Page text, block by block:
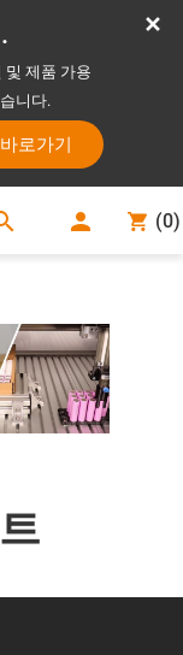
및 제품 가용
니다.
로가기
(0)